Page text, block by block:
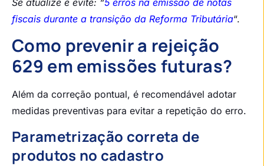
fiscais durante a transição da Reforma Tributária“.
Como prevenir a rejeição
629 em emissões futuras?
Além da correção pontual, é recomendável adotar
medidas preventivas para evitar a repetição do erro.
Parametrização correta de
produtos no cadastro